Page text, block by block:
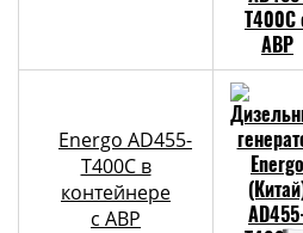
Energo AD455-
T400C в
контейнере
c АВР